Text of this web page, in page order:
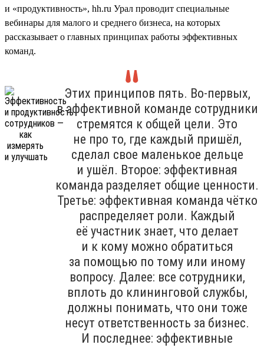
и «продуктивность», hh.ru Урал проводит специальные
вебинары для малого и среднего бизнеса, на которых
рассказывает о главных принципах работы эффективных
команд.
Этих принципов пять. Во-первых,
в эффективной команде сотрудники
стремятся к общей цели. Это
не про то, где каждый пришёл,
сделал свое маленькое дельце
и ушёл. Второе: эффективная
команда разделяет общие ценности.
Третье: эффективная команда чётко
распределяет роли. Каждый
её участник знает, что делает
и к кому можно обратиться
за помощью по тому или иному
вопросу. Далее: все сотрудники,
вплоть до клининговой службы,
должны понимать, что они тоже
несут ответственность за бизнес.
И последнее: эффективные